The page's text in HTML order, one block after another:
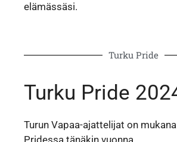
elämässäsi.
Turku Pride
Turku Pride
Turun Vapaa-ajattelijat on
Pridessa tänäkin vuonna.